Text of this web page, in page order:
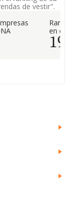
de vestir".
en el
191